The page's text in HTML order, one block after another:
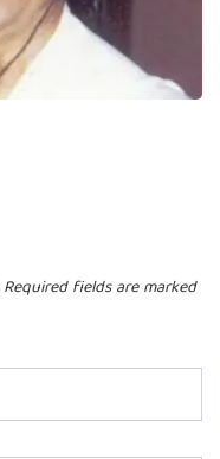
Required fields are marked